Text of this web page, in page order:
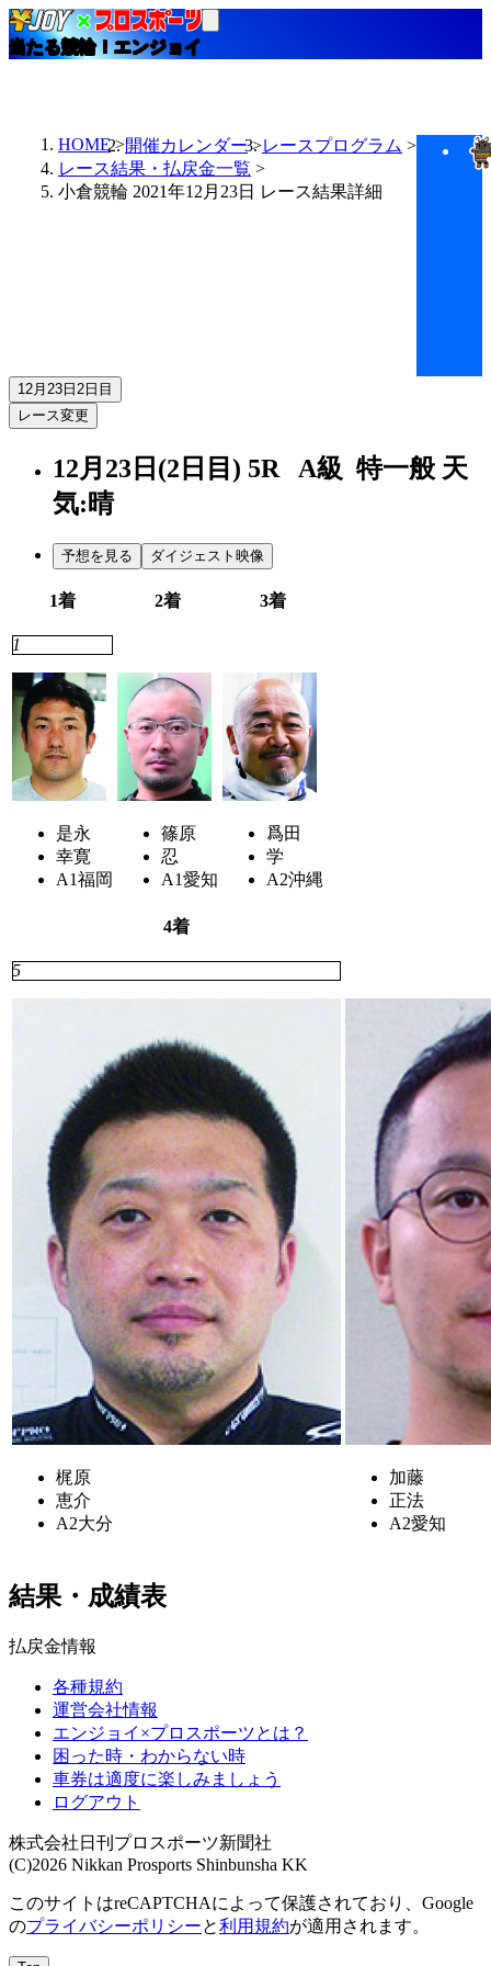
当たる競輪！エンジョイ
HOME 開催カレンダー
レースプログラム
レース結果・払戻金一覧
小倉競輪 2021年12月23日 レース結果詳細
12月23日 2日目
レース変更
12月23日(2日目) 5R A級 特一般 天
気:晴
予想を見る ダイジェスト映像
1着 2着 3着
1
是永
幸寛
A1福岡
篠原
忍
A1愛知
爲田
学
A2沖縄
4着
5
梶原
恵介
A2大分
加藤
正法
A2愛知
結果・成績表
払戻金情報
各種規約
運営会社情報
エンジョイ×プロスポーツとは？
困った時・わからない時
車券は適度に楽しみましょう
ログアウト
株式会社日刊プロスポーツ新聞社
(C)2026 Nikkan Prosports Shinbunsha KK
このサイトはreCAPTCHAによって保護されており、Google
のプライバシーポリシーと利用規約が適用されます。